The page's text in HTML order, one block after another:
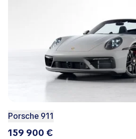
Porsche 911
159 900 €